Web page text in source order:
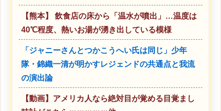
【熊本】 飲食店の床から「温水が噴出」…温度は
40℃程度、熱いお湯が湧き出している模様
「ジャニーさんとつかこうへい氏は同じ」少年
隊・錦織一清が明かすレジェンドの共通点と我流
の演出論
【動画】アメリカ人なら絶対目が覚める目覚まし